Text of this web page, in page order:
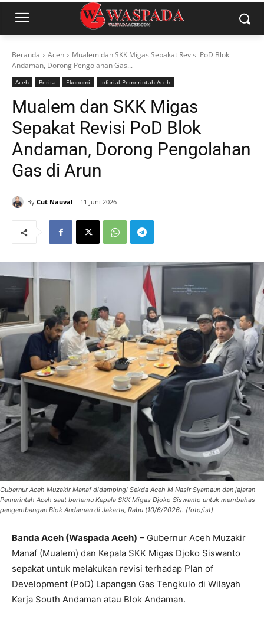
Beranda Aceh
Mualem dan SKK Migas Sepakat Revisi PoD Blok
Andaman, Dorong Pengolahan Gas...
Aceh Berita Ekonomi Inforial Pemerintah Aceh
Mualem dan SKK Migas
Sepakat Revisi PoD Blok
Andaman, Dorong Pengolahan
Gas di Arun
By Cut Nauval 11 Juni 2026
Gubernur Aceh Muzakir Manaf didampingi Sekda Aceh M Nasir Syamaun dan jajaran
Pemerintah Aceh saat bertemu Kepala SKK Migas Djoko Siswanto untuk membahas
pengembangan Blok Andaman di Jakarta, Rabu (10/6/2026). (foto/ist)
Banda Aceh (Waspada Aceh) – Gubernur Aceh Muzakir
Manaf (Mualem) dan Kepala SKK Migas Djoko Siswanto
sepakat untuk melakukan revisi terhadap Plan of
Development (PoD) Lapangan Gas Tengkulo di Wilayah
Kerja South Andaman atau Blok Andaman.